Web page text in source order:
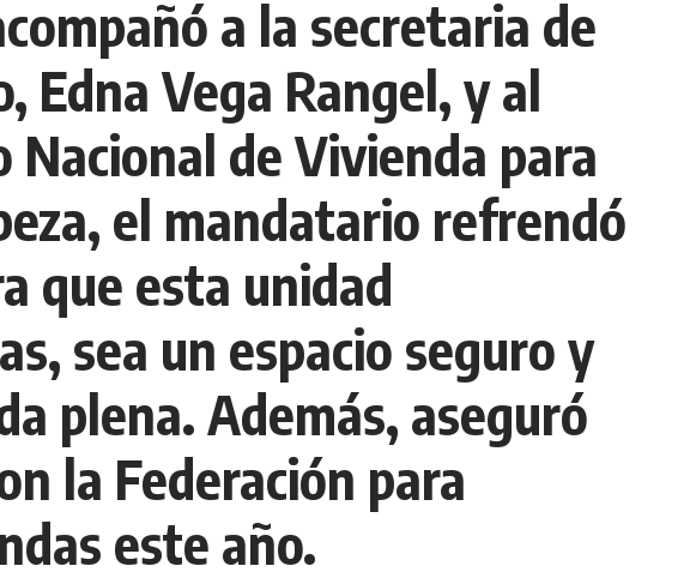
a la secretaria de
Vega Rangel, y al
de Vivienda para
el mandatario refrendó
que esta unidad
sea un espacio seguro y
plena. Además, aseguró
la Federación para
este año.